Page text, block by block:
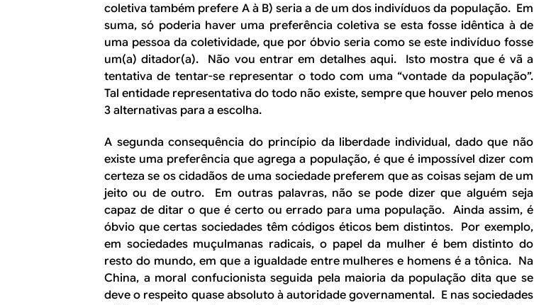
coletiva também prefere A à B) seria a de um dos indivíduos da população. Em
suma, só poderia haver uma preferência coletiva se esta fosse idêntica à de
uma pessoa da coletividade, que por óbvio seria como se este indivíduo fosse
um(a) ditador(a). Não vou entrar em detalhes aqui. Isto mostra que é vã a
tentativa de tentar-se representar o todo com uma “vontade da população”.
Tal entidade representativa do todo não existe, sempre que houver pelo menos
3 alternativas para a escolha.
A segunda consequência do princípio da liberdade individual, dado que não
existe uma preferência que agrega a população, é que é impossível dizer com
certeza se os cidadãos de uma sociedade preferem que as coisas sejam de um
jeito ou de outro. Em outras palavras, não se pode dizer que alguém seja
capaz de ditar o que é certo ou errado para uma população. Ainda assim, é
óbvio que certas sociedades têm códigos éticos bem distintos. Por exemplo,
em sociedades muçulmanas radicais, o papel da mulher é bem distinto do
resto do mundo, em que a igualdade entre mulheres e homens é a tônica. Na
China, a moral confucionista seguida pela maioria da população dita que se
deve o respeito quase absoluto à autoridade governamental. E nas sociedades